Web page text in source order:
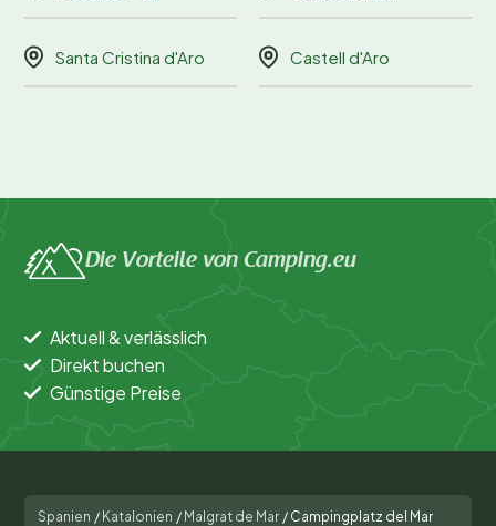
Santa Cristina d'Aro Castell d'Aro
Die Vorteile von Camping.eu
Aktuell & verlässlich
Direkt buchen
Günstige Preise
Spanien / Katalonien / Malgrat de Mar / Campingplatz del Mar